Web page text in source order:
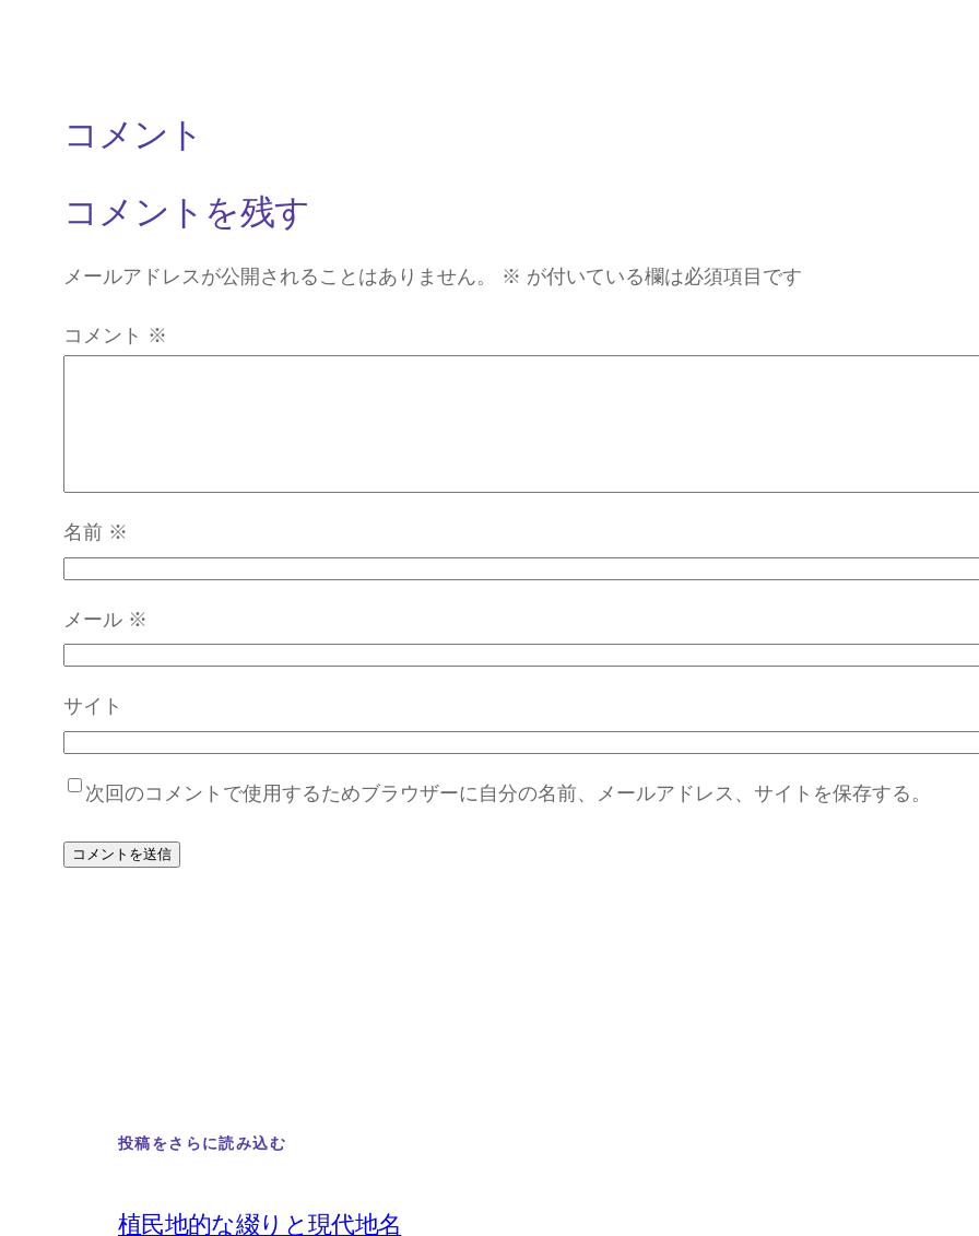
コメント
コメントを残す
メールアドレスが公開されることはありません。 ※ が付いている欄は必須項目です
コメント ※
名前 ※
メール ※
サイト
次回のコメントで使用するためブラウザーに自分の名前、メールアドレス、サイトを保存する。
投稿をさらに読み込む
植民地的な綴りと現代地名